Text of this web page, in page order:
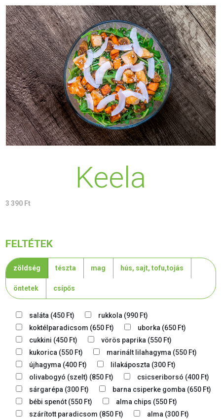
Keela
3 390 Ft
FELTÉTEK
zöldség tészta mag hús, sajt, tofu,tojás
öntetek csípős
saláta (450 Ft) rukkola (990 Ft)
koktélparadicsom (650 Ft) uborka (650 Ft)
cukkini (450 Ft) vörös paprika (550 Ft)
kukorica (550 Ft) marinált lilahagyma (550 Ft)
újhagyma (400 Ft) lilakáposzta (300 Ft)
olivabogyó (szelt) (850 Ft) csicseriborsó (400 Ft)
sárgarépa (300 Ft) barna csiperke gomba (650 Ft)
bébi spenót (550 Ft) alma chips (550 Ft)
szárított paradicsom (850 Ft) alma (300 Ft)